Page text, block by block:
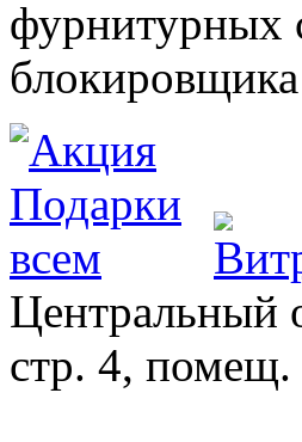
фурнитурных
Центральный
стр. 4,